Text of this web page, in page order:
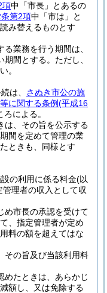
項中「市長」とあるの
第2項中「市は」と
み替えるものとす
業務を行う期間は、
間とする。 ただし、
。
は、 さぬき市公の施
に関する条例(平成16
による。
は、その旨を公示する
間を定めて管理の業
ときも、同様とす
の利用に係る料金(以
管理者の収入として収
め市長の承認を受けて
、指定管理者が定め
料の額を超えてはな
その旨及び当該利用料
めたときは、あらかじ
額し、又は免除する